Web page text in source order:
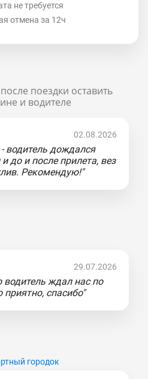
не требуется
отмена за 12ч
поездки оставить
и водителе
02.08.2026
водитель дождался
до и после прилета, вез
Рекомендую!"
29.07.2026
водитель ждал нас по
приятно, спасибо"
городок